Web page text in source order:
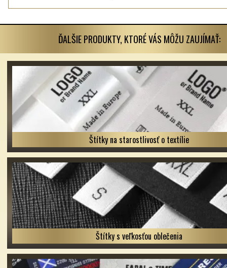
ĎALŠIE PRODUKTY, KTORÉ VÁS MÔŽU ZAUJÍMAŤ:
Štítky na starostlivosť o textílie
Štítky s veľkosťou oblečenia